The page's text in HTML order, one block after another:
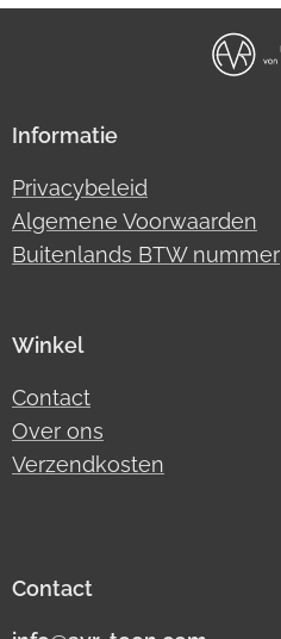
Informatie
Privacybeleid
Algemene Voorwaarden
Buitenlands BTW nummer
Winkel
Contact
Over ons
Verzendkosten
Contact